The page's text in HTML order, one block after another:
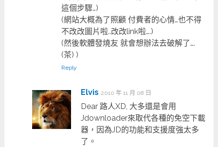
這個步驟…)
(網站大概為了照顧 付費者的心情…也不得
不改改圖片啦..改改link啦….)
(然後軟體發燒友 就會想辦法去破解了….
(茶) )
Reply
Elvis 2010 年 11 月 08 日
Dear 路人XD, 大多還是會用
Jdownloader來取代各種的免空下載
器，因為JD的功能和支援度強太多
了。